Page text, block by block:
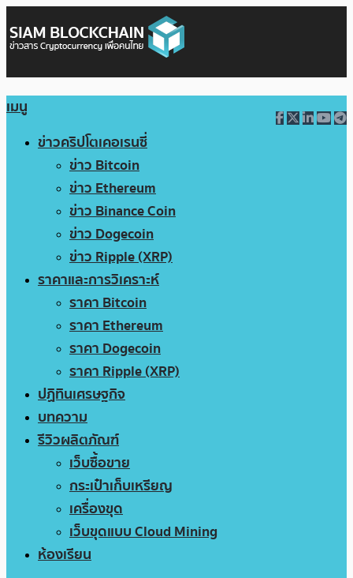
เมนู
ข่าวคริปโตเคอเรนซี่
ข่าว Bitcoin
ข่าว Ethereum
ข่าว Binance Coin
ข่าว Dogecoin
ข่าว Ripple (XRP)
ราคาและการวิเคราะห์
ราคา Bitcoin
ราคา Ethereum
ราคา Dogecoin
ราคา Ripple (XRP)
ปฏิทินเศรษฐกิจ
บทความ
รีวิวผลิตภัณฑ์
เว็บซื้อขาย
กระเป๋าเก็บเหรียญ
เครื่องขุด
เว็บขุดแบบ Cloud Mining
ห้องเรียน